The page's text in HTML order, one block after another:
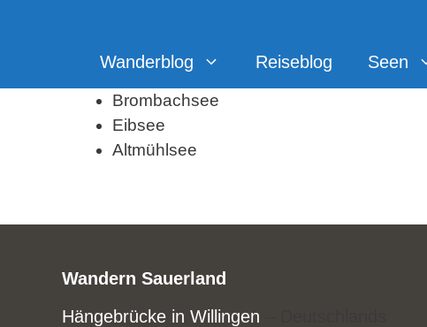
Wanderblog Reiseblog Seen
Brombachsee
Eibsee
Altmühlsee
Wandern Sauerland
Hängebrücke in Willingen